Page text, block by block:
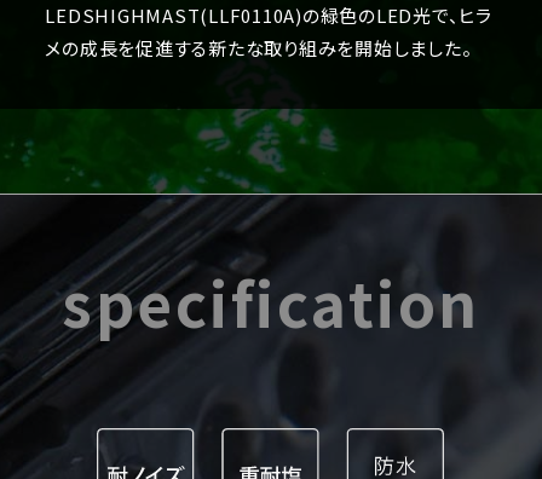
LEDSHIGHMAST(LLF0110A)の緑色のLED光で、ヒラ
メの成長を促進する新たな取り組みを開始しました。
specification